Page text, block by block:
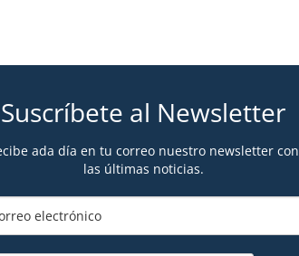
Suscríbete al Newsletter
ada día en tu correo nuestro newsletter con
las últimas noticias.